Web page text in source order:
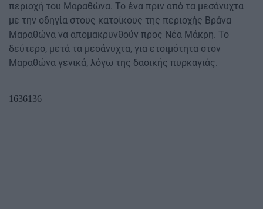
περιοχή του Μαραθώνα. Το ένα πριν από τα μεσάνυχτα
με την οδηγία στους κατοίκους της περιοχής Βράνα
Μαραθώνα να απομακρυνθούν προς Νέα Μάκρη. Το
δεύτερο, μετά τα μεσάνυχτα, για ετοιμότητα στον
Μαραθώνα γενικά, λόγω της δασικής πυρκαγιάς.